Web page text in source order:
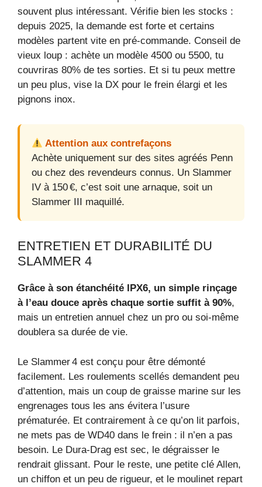
souvent plus intéressant. Vérifie bien les stocks :
depuis 2025, la demande est forte et certains
modèles partent vite en pré-commande. Conseil de
vieux loup : achète un modèle 4500 ou 5500, tu
couvriras 80% de tes sorties. Et si tu peux mettre
un peu plus, vise la DX pour le frein élargi et les
pignons inox.
Attention aux contrefaçons
Achète uniquement sur des sites agréés Penn
ou chez des revendeurs connus. Un Slammer
IV à 150 €, c’est soit une arnaque, soit un
Slammer III maquillé.
ENTRETIEN ET DURABILITÉ DU
SLAMMER 4
Grâce à son étanchéité IPX6, un simple rinçage
à l’eau douce après chaque sortie suffit à 90%,
mais un entretien annuel chez un pro ou soi-même
doublera sa durée de vie.
Le Slammer 4 est conçu pour être démonté
facilement. Les roulements scellés demandent peu
d’attention, mais un coup de graisse marine sur les
engrenages tous les ans évitera l’usure
prématurée. Et contrairement à ce qu’on lit parfois,
ne mets pas de WD40 dans le frein : il n’en a pas
besoin. Le Dura-Drag est sec, le dégraisser le
rendrait glissant. Pour le reste, une petite clé Allen,
un chiffon et un peu de rigueur, et le moulinet repart